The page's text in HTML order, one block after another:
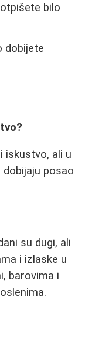
bilo
dobijete
iskustvo, ali u
posao
su dugi, ali
i izlaske u
barovima i